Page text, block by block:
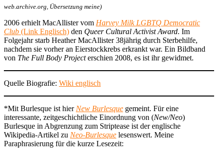
web.archive.org, Übersetzung meine)
2006 erhielt MacAllister vom Harvey Milk LGBTQ Democratic
Club (Link Englisch) den Queer Cultural Activist Award. Im
Folgejahr starb Heather MacAllister 38jährig durch Sterbehilfe,
nachdem sie vorher an Eierstockkrebs erkrankt war. Ein Bildband
von The Full Body Projecterschien 2008, es ist ihr gewidmet.
Quelle Biografie: Wiki englisch
*Mit Burlesque ist hier New Burlesque gemeint. Für eine
interessante, zeitgeschichtliche Einordnung von (New/Neo)
Burlesque in Abgrenzung zum Striptease ist der englische
Wikipedia-Artikel zu Neo-Burlesque lesenswert. Meine
Paraphrasierung für die kurze Lesezeit: